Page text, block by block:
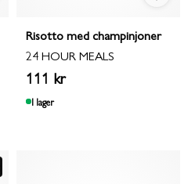
Risotto med champinjoner
24 HOUR MEALS
111 kr
I lager